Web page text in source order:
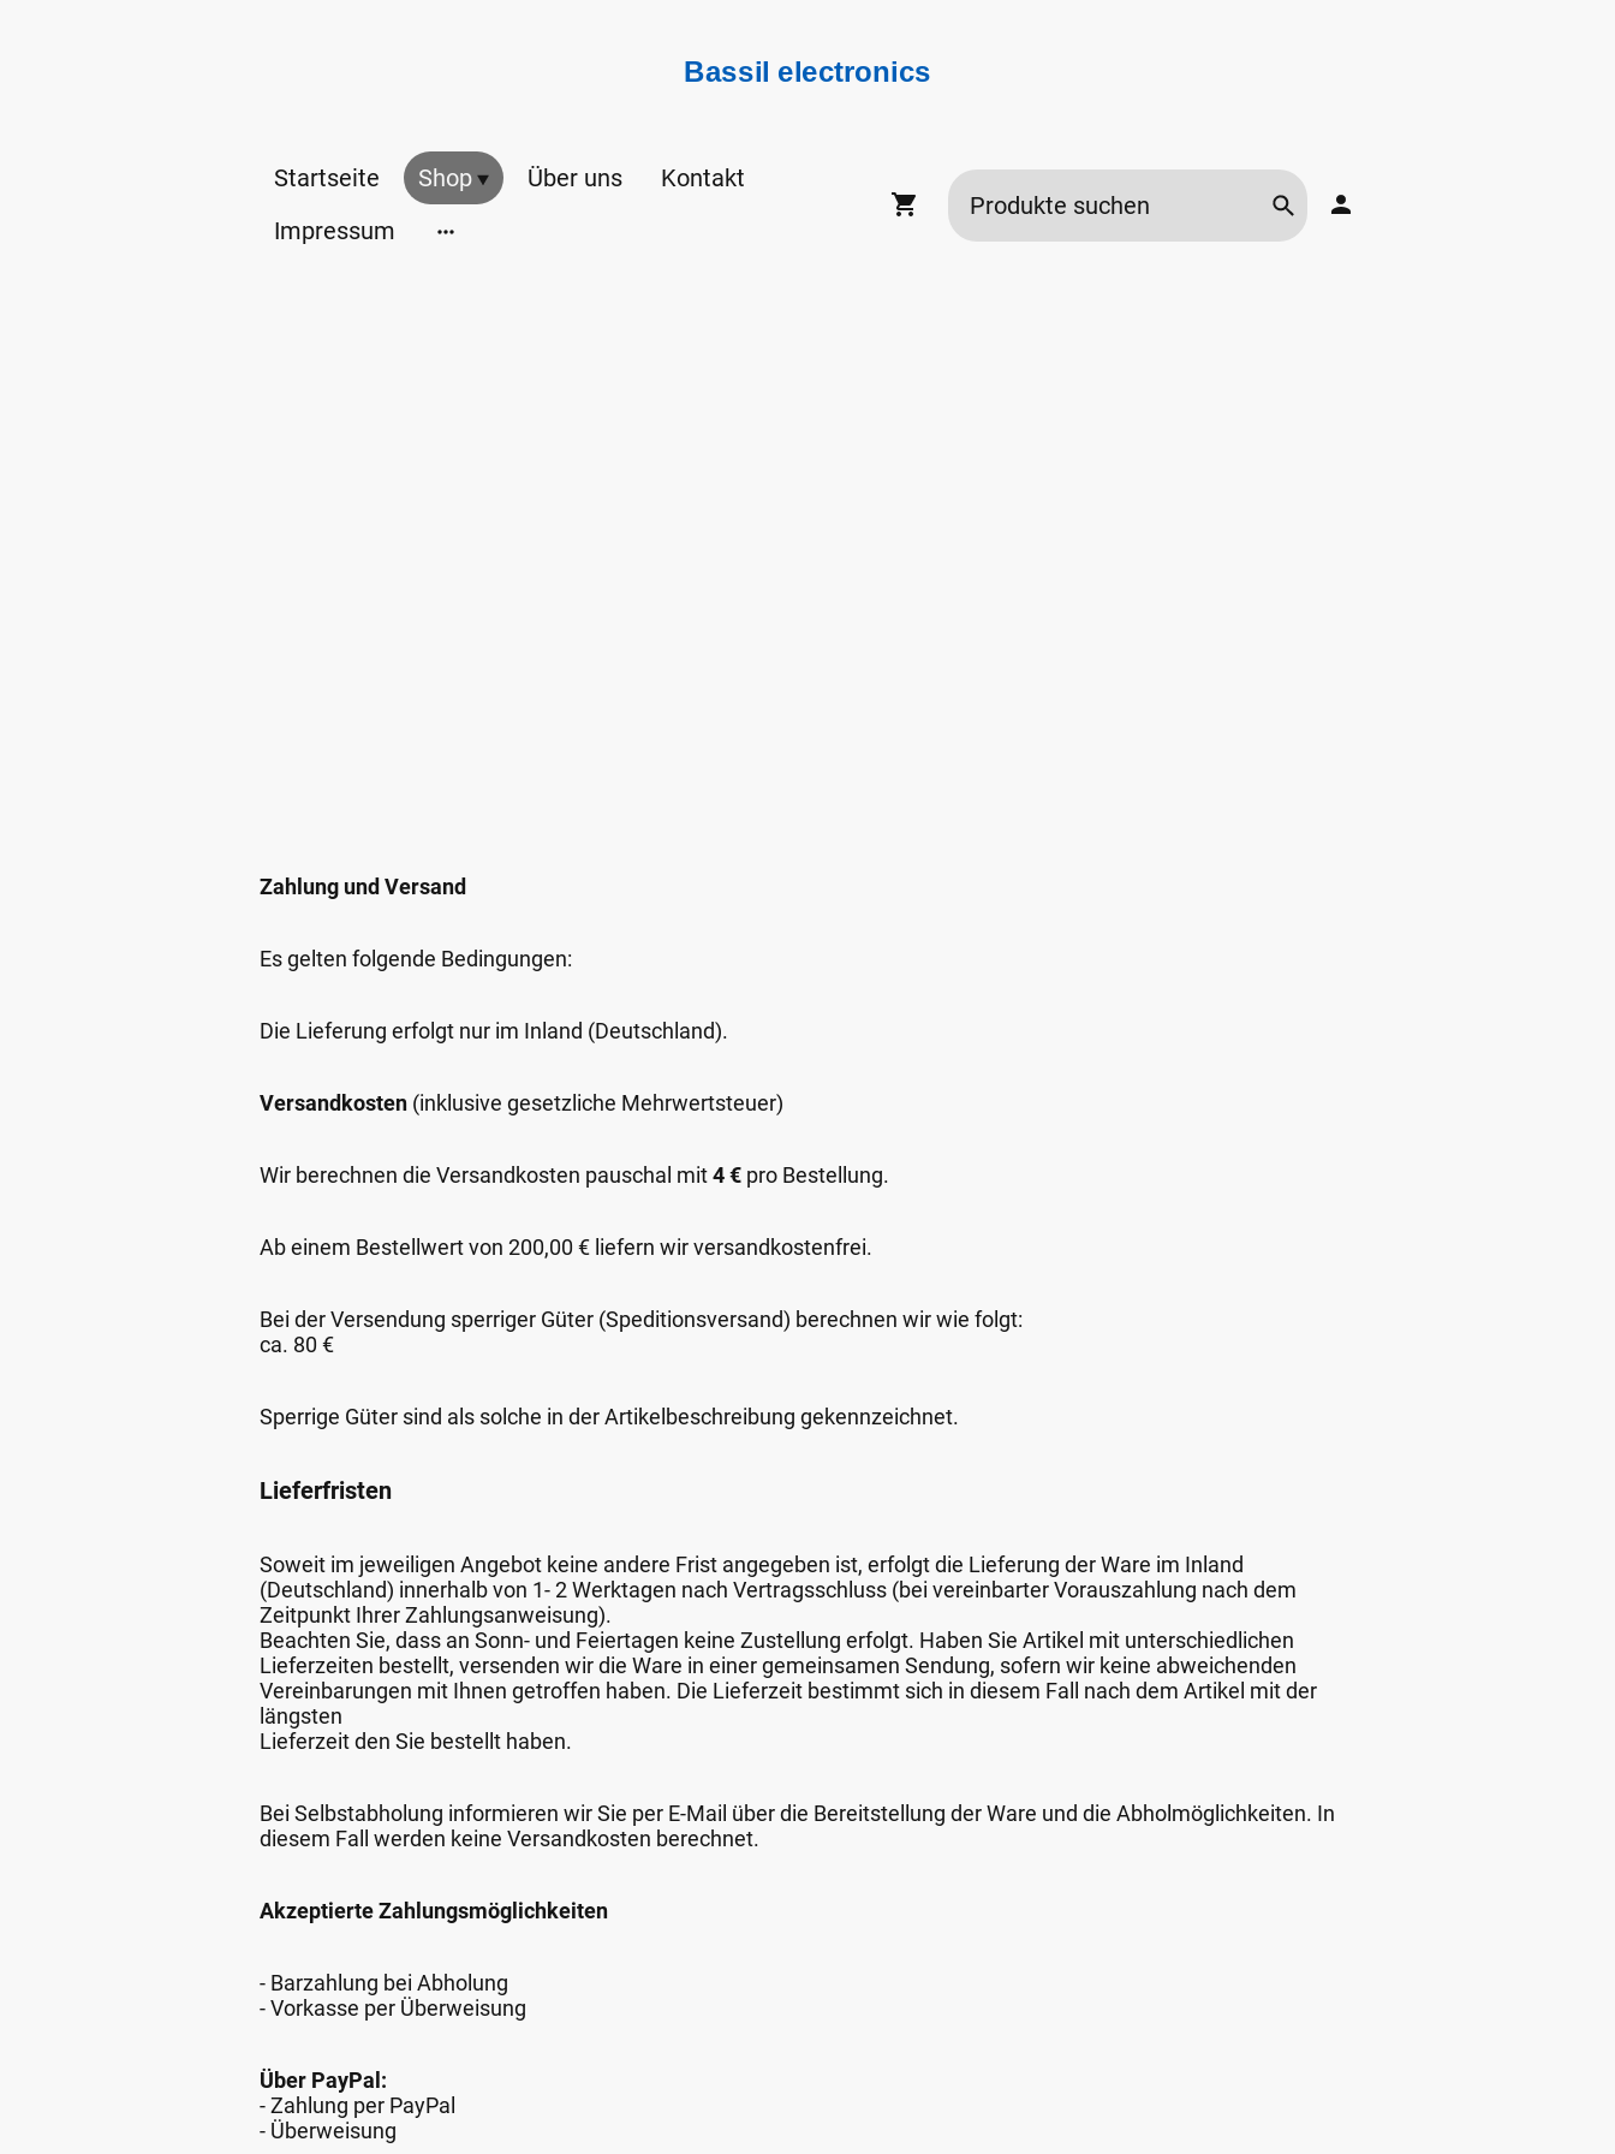
Bassil electronics
Startseite Shop Über uns
Kontakt
Impressum
Zahlung und Versand
Es gelten folgende Bedingungen:
Die Lieferung erfolgt nur im Inland (Deutschland).
Versandkosten (inklusive gesetzliche Mehrwertsteuer)
Wir berechnen die Versandkosten pauschal mit4 € pro Bestellung.
Ab einem Bestellwert von 200,00 € liefern wir versandkostenfrei.
Bei der Versendung sperriger Güter (Speditionsversand) berechnen wir wie folgt:
ca. 80 €
Sperrige Güter sind als solche in der Artikelbeschreibung gekennzeichnet.
Lieferfristen
Soweit im jeweiligen Angebot keine andere Frist angegeben ist, erfolgt die Lieferung der Ware im Inland
(Deutschland) innerhalb von 1- 2 Werktagen nach Vertragsschluss (bei vereinbarter Vorauszahlung nach dem
Zeitpunkt Ihrer Zahlungsanweisung).
Beachten Sie, dass an Sonn- und Feiertagen keine Zustellung erfolgt. Haben Sie Artikel mit unterschiedlichen
Lieferzeiten bestellt, versenden wir die Ware in einer gemeinsamen Sendung, sofern wir keine abweichenden
Vereinbarungen mit Ihnen getroffen haben. Die Lieferzeit bestimmt sich in diesem Fall nach dem Artikel mit der
längsten
Lieferzeit den Sie bestellt haben.
Bei Selbstabholung informieren wir Sie per E-Mail über die Bereitstellung der Ware und die Abholmöglichkeiten. In
diesem Fall werden keine Versandkosten berechnet.
Akzeptierte Zahlungsmöglichkeiten
- Barzahlung bei Abholung
- Vorkasse per Überweisung
Über PayPal:
- Zahlung per PayPal
- Überweisung